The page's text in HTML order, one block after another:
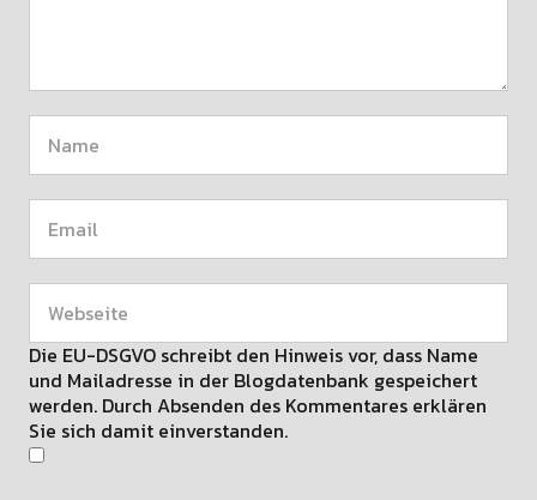
Die EU-DSGVO schreibt den Hinweis vor, dass Name
und Mailadresse in der Blogdatenbank gespeichert
werden. Durch Absenden des Kommentares erklären
Sie sich damit einverstanden.